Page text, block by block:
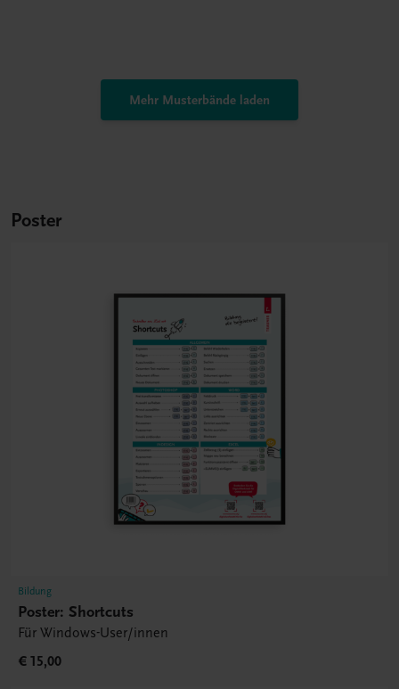
Mehr Musterbände laden
Poster
Bildung
Poster: Shortcuts
Für Windows-User/innen
€ 15,00